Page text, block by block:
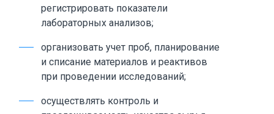
регистрировать показатели
лабораторных анализов;
организовать учет проб, планирование
и списание материалов и реактивов
при проведении исследований;
осуществлять контроль и